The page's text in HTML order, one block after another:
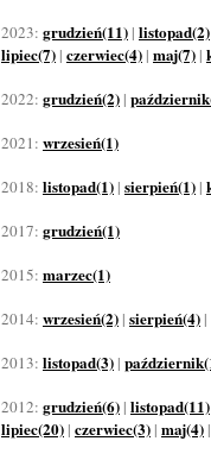
2023: grudzień(11) | listopad(2)
lipiec(7) | czerwiec(4) | maj(7) |
2022: grudzień(2) |
2021: wrzesień(1)
2018: listopad(1) | sierpień(1) |
2017: grudzień(1)
2015: marzec(1)
2014: wrzesień(2) | sierpień(4) |
2013: listopad(3) |
2012: grudzień(6) | listopad(11)
lipiec(20) | czerwiec(3) | maj(4)